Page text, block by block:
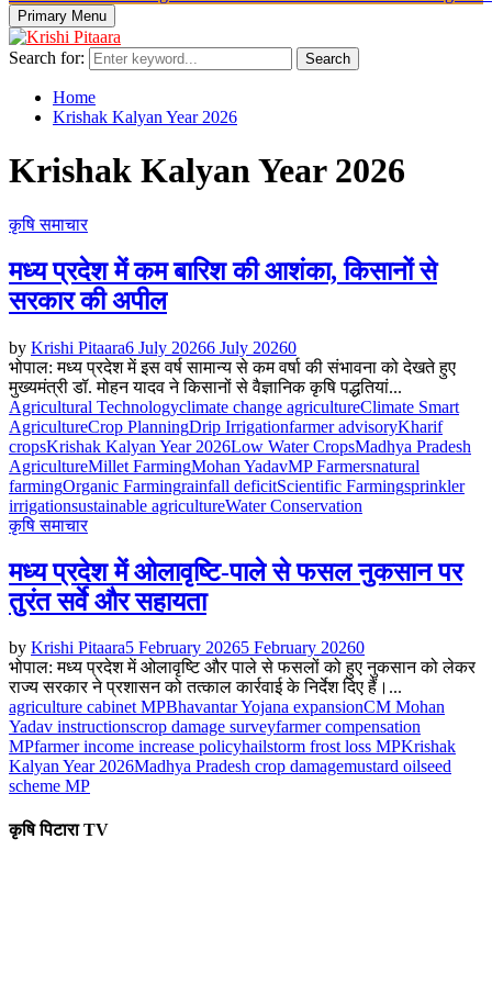
Primary Menu
Search for: Search
Home
Krishak Kalyan Year 2026
Krishak Kalyan Year 2026
कृषि समाचार
मध्य प्रदेश में कम बारिश की आशंका, किसानों से
सरकार की अपील
by Krishi Pitaara6 July 20266 July 20260
भोपाल: मध्य प्रदेश में इस वर्ष सामान्य से कम वर्षा की संभावना को देखते हुए
मुख्यमंत्री डॉ. मोहन यादव ने किसानों से वैज्ञानिक कृषि पद्धतियां...
Agricultural Technologyclimate change agricultureClimate Smart
AgricultureCrop PlanningDrip Irrigationfarmer advisoryKharif
cropsKrishak Kalyan Year 2026Low Water CropsMadhya Pradesh
AgricultureMillet FarmingMohan YadavMP Farmersnatural
farmingOrganic Farmingrainfall deficitScientific Farmingsprinkler
irrigationsustainable agricultureWater Conservation
कृषि समाचार
मध्य प्रदेश में ओलावृष्टि-पाले से फसल नुकसान पर
तुरंत सर्वे और सहायता
by Krishi Pitaara5 February 20265 February 20260
भोपाल: मध्य प्रदेश में ओलावृष्टि और पाले से फसलों को हुए नुकसान को लेकर
राज्य सरकार ने प्रशासन को तत्काल कार्रवाई के निर्देश दिए हैं।...
agriculture cabinet MPBhavantar Yojana expansionCM Mohan
Yadav instructionscrop damage surveyfarmer compensation
MPfarmer income increase policyhailstorm frost loss MPKrishak
Kalyan Year 2026Madhya Pradesh crop damagemustard oilseed
scheme MP
कृषि पिटारा TV